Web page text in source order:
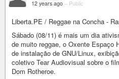
12 years ago – Public
Liberta.PE / Reggae na Concha -
Sábado (08/11) é mais um dia
de muito reggae, o Oxente Espaço
de instalação de GNU/Linux,
coletivo Tear Audiovisual sobre o
Dom Rotheroe.